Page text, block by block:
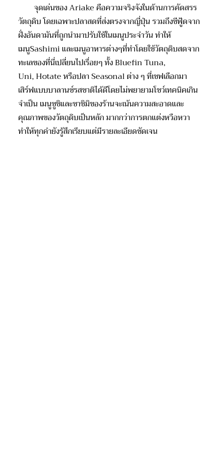
จุดเด่นของAriake คือความจริงจังในด้านการคัดสรร
วัตถุดิบ โดยเฉพาะปลาสดที่ส่งตรงจากญี่ปุ่น รวมถึงซีฟู้ดจาก
ฝั่งอันดามันที่ถูกนำมาปรับใช้ในเมนูประจำวันทำให้
เมนูSashimiและเมนูอาหารต่างๆที่ทำโดยใช้วัตถุดิบสดจาก
ทะเลของที่นี่เปลี่ยนไปเรื่อยๆทั้งBluefin Tuna,
Uni,HotateหรือปลาSeasonalต่าง ๆ ที่เชฟเลือกมา
เสิร์ฟแบบบาลานซ์รสชาติได้ดีโดยไม่พยายามโชว์เทคนิคเกิน
จำเป็น เมนูซูชิและซาชิมิของร้านจะเน้นความสะอาดและ
คุณภาพของวัตถุดิบเป็นหลัก มากกว่าการตกแต่งหวือหวา
ทำให้ทุกคำยังรู้สึกเรียบแต่มีรายละเอียดชัดเจน